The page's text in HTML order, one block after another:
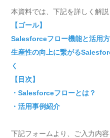
本資料では、下記を詳しく解説
【ゴール】
Salesforceフロー機能と活用方
生産性の向上に繋がる
く
【目次】
・Salesforceフローとは？
・活用事例紹介
下記フォームより、ご入力内